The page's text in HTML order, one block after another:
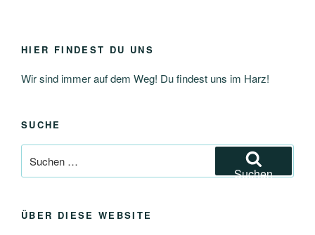
HIER FINDEST DU UNS
Wir sind immer auf dem Weg! Du findest uns im Harz!
SUCHE
nach:
Suchen
ÜBER DIESE WEBSITE